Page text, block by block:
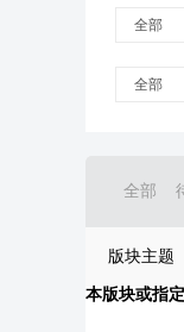
全部
全部
全部
版块主题
本版块或指